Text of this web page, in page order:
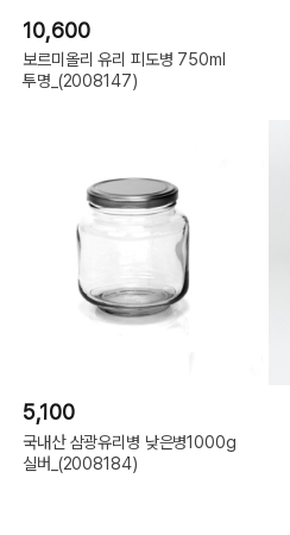
10,600
보르미올리 유리 피도병 750ml
투명_(2008147)
5,100
국내산 삼광유리병 낮은병1000g
실버_(2008184)